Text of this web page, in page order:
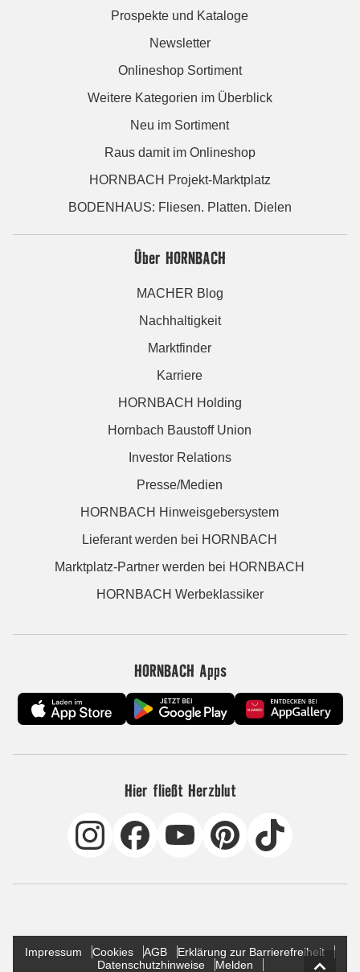
Prospekte und Kataloge
Newsletter
Onlineshop Sortiment
Weitere Kategorien im Überblick
Neu im Sortiment
Raus damit im Onlineshop
HORNBACH Projekt-Marktplatz
BODENHAUS: Fliesen. Platten. Dielen
Über HORNBACH
MACHER Blog
Nachhaltigkeit
Marktfinder
Karriere
HORNBACH Holding
Hornbach Baustoff Union
Investor Relations
Presse/Medien
HORNBACH Hinweisgebersystem
Lieferant werden bei HORNBACH
Marktplatz-Partner werden bei HORNBACH
HORNBACH Werbeklassiker
HORNBACH Apps
Hier fließt Herzblut
Impressum Cookies AGB
Erklärung zur Barrierefreiheit
Datenschutzhinweise
Melden